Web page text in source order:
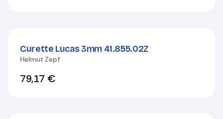
Curette Lucas 3mm 41.855.02Z
Helmut Zepf
79,17 €